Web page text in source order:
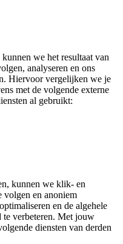
we het resultaat van
analyseren en ons
Hiervoor vergelijken we je
met de volgende externe
al gebruikt:
kunnen we klik- en
volgen en anoniem
en de algehele
te verbeteren. Met jouw
diensten van derden